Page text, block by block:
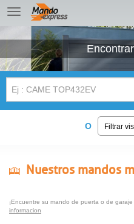
TE
navigation
O Filtrar
Nuestros mandos
¡Encuentre su mando de puerta o de
informacion
¡Permítenos presentarte nuestras cookies!